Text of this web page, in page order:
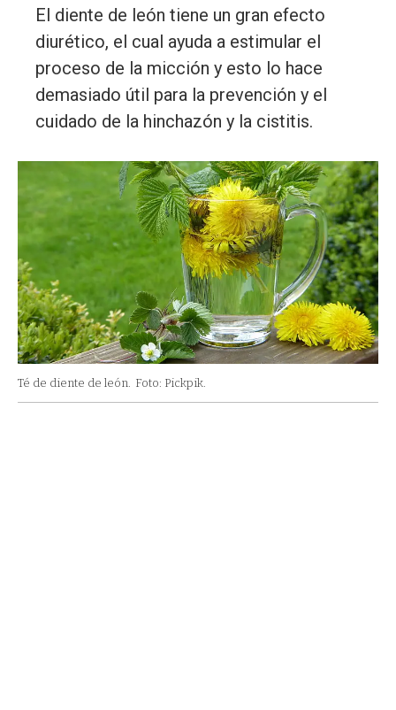
El diente de león tiene un gran efecto
diurético, el cual ayuda a estimular el
proceso de la micción y esto lo hace
demasiado útil para la prevención y el
cuidado de la hinchazón y la cistitis.
Té de diente de león. Foto: Pickpik.